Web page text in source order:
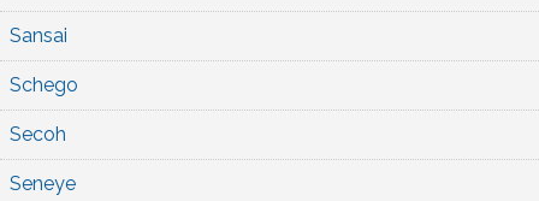
Sansai
Schego
Secoh
Seneye